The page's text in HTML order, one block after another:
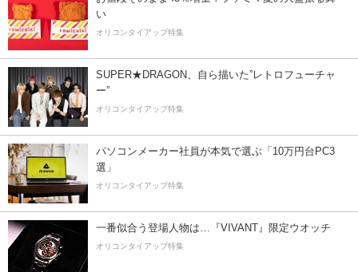
い
オリコンタイアップ特集
SUPER★DRAGON、自ら描いた”レトロフューチャ
ー”
オリコンタイアップ特集
パソコンメーカー社員が本気で選ぶ「10万円台PC3
選」
オリコンタイアップ特集
一番似合う登場人物は…『VIVANT』限定ウオッチ
オリコンタイアップ特集